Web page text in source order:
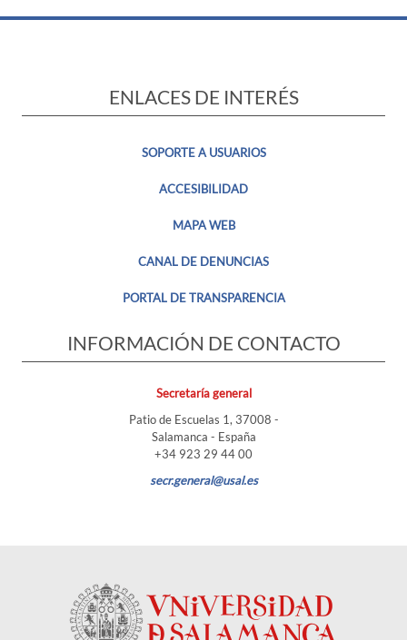
ENLACES DE INTERÉS
SOPORTE A USUARIOS
ACCESIBILIDAD
MAPA WEB
CANAL DE DENUNCIAS
PORTAL DE TRANSPARENCIA
INFORMACIÓN DE CONTACTO
Secretaría general
Patio de Escuelas 1, 37008 -
Salamanca - España
+34 923 29 44 00
secr.general@usal.es